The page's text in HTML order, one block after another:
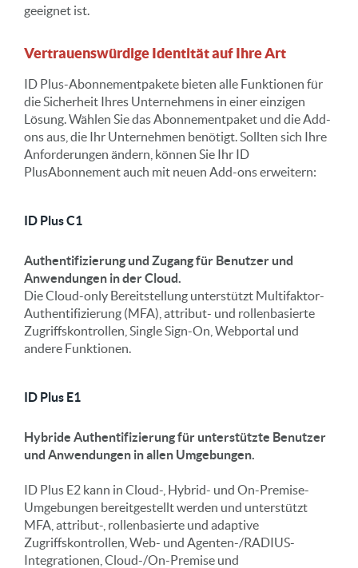
geeignet ist.
Vertrauenswürdige Identität auf Ihre Art
ID Plus-Abonnementpakete bieten alle Funktionen für
die Sicherheit Ihres Unternehmens in einer einzigen
Lösung. Wählen Sie das Abonnementpaket und die Add-
ons aus, die Ihr Unternehmen benötigt. Sollten sich Ihre
Anforderungen ändern, können Sie Ihr ID
PlusAbonnement auch mit neuen Add-ons erweitern:
ID Plus C1
Authentifizierung und Zugang für Benutzer und
Anwendungen in der Cloud.
Die Cloud-only Bereitstellung unterstützt Multifaktor-
Authentifizierung (MFA), attribut- und rollenbasierte
Zugriffskontrollen, Single Sign-On, Webportal und
andere Funktionen.
ID Plus E1
Hybride Authentifizierung für unterstützte Benutzer
und Anwendungen in allen Umgebungen.
ID Plus E2 kann in Cloud-, Hybrid- und On-Premise-
Umgebungen bereitgestellt werden und unterstützt
MFA, attribut-, rollenbasierte und adaptive
Zugriffskontrollen, Web- und Agenten-/RADIUS-
Integrationen, Cloud-/On-Premise und